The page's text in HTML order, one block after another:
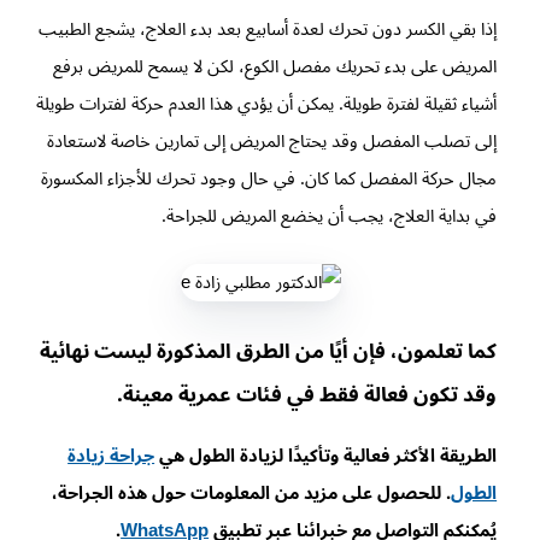
إذا بقي الكسر دون تحرك لعدة أسابيع بعد بدء العلاج، يشجع الطبيب
المريض على بدء تحريك مفصل الكوع، لكن لا يسمح للمريض برفع
أشياء ثقيلة لفترة طويلة. يمكن أن يؤدي هذا العدم حركة لفترات طويلة
إلى تصلب المفصل وقد يحتاج المريض إلى تمارين خاصة لاستعادة
مجال حركة المفصل كما كان. في حال وجود تحرك للأجزاء المكسورة
في بداية العلاج، يجب أن يخضع المريض للجراحة.
كما تعلمون، فإن أيًا من الطرق المذكورة ليست نهائية
وقد تكون فعالة فقط في فئات عمرية معينة.
الطريقة الأكثر فعالية وتأكيدًا لزيادة الطول هيجراحة زيادة
الطول. للحصول على مزيد من المعلومات حول هذه الجراحة،
يُمكنكم التواصل مع خبرائنا عبر تطبيقWhatsApp
.